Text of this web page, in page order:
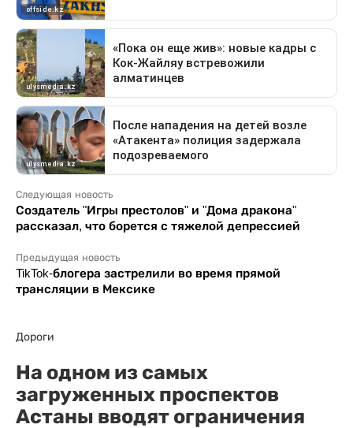
Следующая новость
Создатель "Игры престолов" и "Дома дракона"
рассказал, что борется с тяжелой депрессией
Предыдущая новость
TikTok-блогера застрелили во время прямой
трансляции в Мексике
Дороги
На одном из самых
загруженных проспектов
Астаны вводят ограничения